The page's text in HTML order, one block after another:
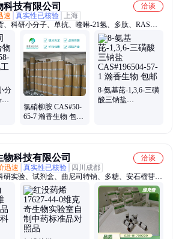
科技有限公司
洽谈
速 真实性已核验
上海
、科研小分子、单抗、喹啉-21氢、多肽、RAS抑
药中间体、实验室用试剂、实验小分子、氯苯甲
代丙腈、贝达喹啉、贝伐单抗、谷氨酰胺、决明内
基丙基、乙基己基
分
氯硝柳胺 CAS#50-
65-7 瀚香生物 包邮
8-氨基芘-1,3,6-三磺
酸三钠盐
科技有限公司
洽谈
迅速 真实性已核验
四川成都
研实验、试剂盒、曲尼司特钠、多糖、安石榴苷、
尿石素、人参皂苷、花青素、维生素、异鼠李素、
列、补骨脂系列、雷公藤系列、黄芩系列、柴胡系
枣仁系列、重楼系列、大黄系列、五味子系列、化
列